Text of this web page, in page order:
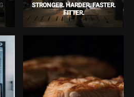
STRONGER. HARDER. FASTER.
FITTER.